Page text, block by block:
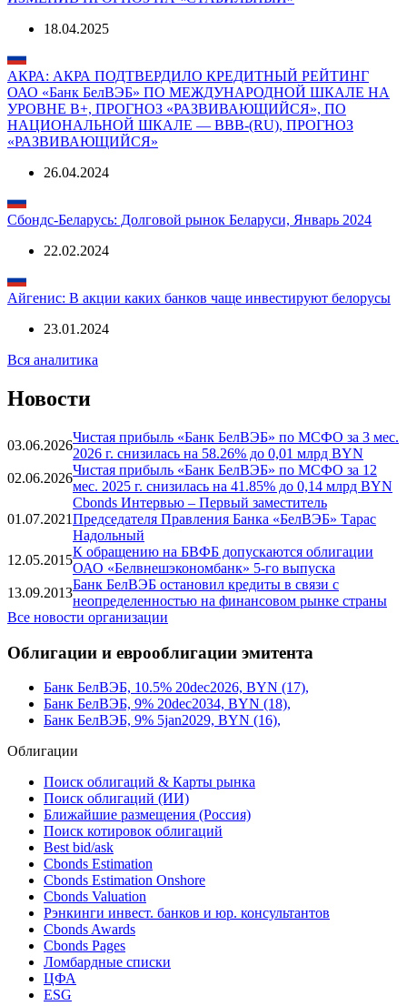
18.04.2025
АКРА: АКРА ПОДТВЕРДИЛО КРЕДИТНЫЙ РЕЙТИНГ
ОАО «Банк БелВЭБ» ПО МЕЖДУНАРОДНОЙ ШКАЛЕ НА
УРОВНЕ B+, ПРОГНОЗ «РАЗВИВАЮЩИЙСЯ», ПО
НАЦИОНАЛЬНОЙ ШКАЛЕ — BBB-(RU), ПРОГНОЗ
«РАЗВИВАЮЩИЙСЯ»
26.04.2024
Сбондс-Беларусь: Долговой рынок Беларуси, Январь 2024
22.02.2024
Айгенис: В акции каких банков чаще инвестируют белорусы
23.01.2024
Вся аналитика
Новости
03.06.2026
Чистая прибыль «Банк БелВЭБ» по МСФО за 3 мес.
2026 г. снизилась на 58.26% до 0,01 млрд BYN
02.06.2026
Чистая прибыль «Банк БелВЭБ» по МСФО за 12
мес. 2025 г. снизилась на 41.85% до 0,14 млрд BYN
01.07.2021
Cbonds Интервью – Первый заместитель
Председателя Правления Банка «БелВЭБ» Тарас
Надольный
12.05.2015
К обращению на БВФБ допускаются облигации
ОАО «Белвнешэкономбанк» 5-го выпуска
13.09.2013
Банк БелВЭБ остановил кредиты в связи с
неопределенностью на финансовом рынке страны
Все новости организации
Облигации и еврооблигации эмитента
Банк БелВЭБ, 10.5% 20dec2026, BYN (17),
Банк БелВЭБ, 9% 20dec2034, BYN (18),
Банк БелВЭБ, 9% 5jan2029, BYN (16),
Облигации
Поиск облигаций & Карты рынка
Поиск облигаций (ИИ)
Ближайшие размещения (Россия)
Поиск котировок облигаций
Best bid/ask
Cbonds Estimation
Cbonds Estimation Onshore
Cbonds Valuation
Рэнкинги инвест. банков и юр. консультантов
Cbonds Awards
Cbonds Pages
Ломбардные списки
ЦФА
ESG